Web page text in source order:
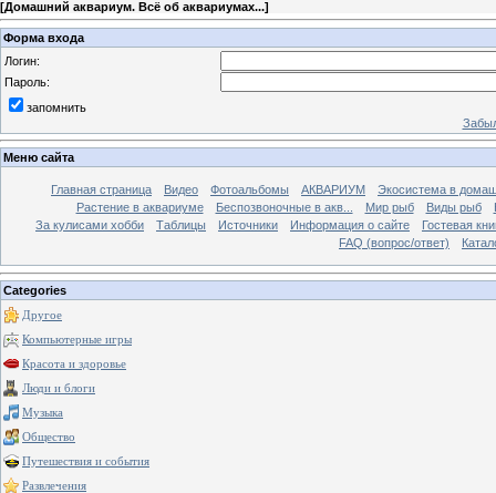
[Домашний аквариум. Всё об аквариумах...]
Форма входа
Логин:
Пароль:
запомнить
Меню сайта
Главная страница Видео Фотоальбомы АКВАРИУМ
Экосистема в
Растение в аквариуме
Беспозвоночные в акв... Мир рыб Виды рыб
За кулисами хобби
Таблицы Источники Информация о сайте
Гостевая
FAQ (вопрос/ответ)
Categories
Другое
Компьютерные игры
Красота и здоровье
Люди и блоги
Музыка
Общество
Путешествия и события
Развлечения